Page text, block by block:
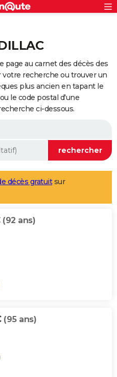
au carnet des décès des
votre recherche ou trouver un
plus ancien en tapant le
le code postal d'une
ci-dessous.
décès gratuitsur
(92 ans)
(95 ans)